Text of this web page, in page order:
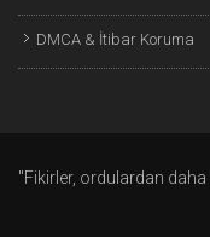
DMCA & İtibar Koruma
"Fikirler, ordulardan